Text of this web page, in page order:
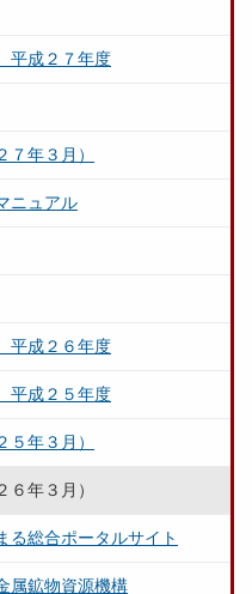
平成２７年度
年３月）
ニュアル
平成２６年度
平成２５年度
年３月）
年３月）
る総合ポータルサイト
属鉱物資源機構